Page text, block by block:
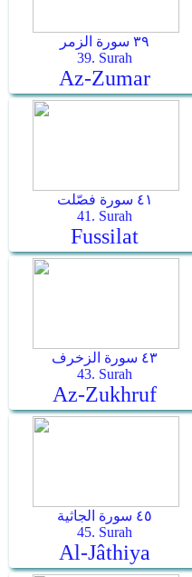
٣٩ سورة الزمر
39. Surah
Az-Zumar
٤١ سورة فصّلت
41. Surah
Fussilat
٤٣ سورة الزخرف
43. Surah
Az-Zukhruf
٤٥ سورة الجاثية
45. Surah
Al-Jâthiya